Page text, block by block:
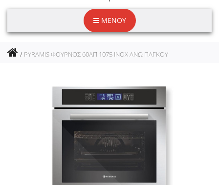
ΜΕΝΟΥ
PYRAMIS ΦΟΥΡΝΟΣ 60ΑΠ 1075 INOX ΑΝΩ ΠΑΓΚΟΥ